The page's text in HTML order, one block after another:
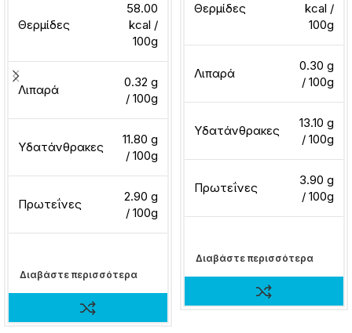
Θερμίδες
58.00
kcal /
100g
Λιπαρά
0.32 g
/ 100g
Υδατάνθρακες
11.80 g
/ 100g
Πρωτεΐνες
2.90 g
/ 100g
Διαβάστε περισσότερα
Θερμίδες
kcal /
100g
Λιπαρά
0.30 g
/ 100g
Υδατάνθρακες
13.10 g
/ 100g
Πρωτεΐνες
3.90 g
/ 100g
Διαβάστε περισσότερα